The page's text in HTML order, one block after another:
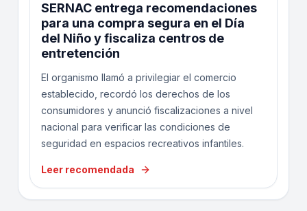
SERNAC entrega recomendaciones
para una compra segura en el Día
del Niño y fiscaliza centros de
entretención
El organismo llamó a privilegiar el comercio
establecido, recordó los derechos de los
consumidores y anunció fiscalizaciones a nivel
nacional para verificar las condiciones de
seguridad en espacios recreativos infantiles.
Leer recomendada